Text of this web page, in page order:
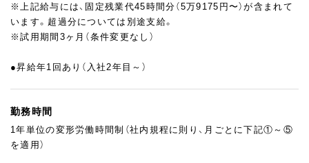
※上記給与には、固定残業代45時間分（5万9175円〜）が含まれて
います。超過分については別途支給。
※試用期間3ヶ月（条件変更なし）
●昇給年1回あり（入社2年目～）
勤務時間
1年単位の変形労働時間制（社内規程に則り、月ごとに下記①～⑤
を適用）